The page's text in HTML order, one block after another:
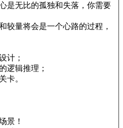
是无比的孤独和失落，你需要
较量将会是一个心路的过程，
计；
逻辑推理；
卡。
景！